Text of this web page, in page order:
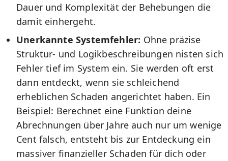
Dauer und Komplexität der Behebungen die
damit einhergeht.
Unerkannte Systemfehler: Ohne präzise
Struktur- und Logikbeschreibungen nisten sich
Fehler tief im System ein. Sie werden oft erst
dann entdeckt, wenn sie schleichend
erheblichen Schaden angerichtet haben. Ein
Beispiel: Berechnet eine Funktion deine
Abrechnungen über Jahre auch nur um wenige
Cent falsch, entsteht bis zur Entdeckung ein
massiver finanzieller Schaden für dich oder